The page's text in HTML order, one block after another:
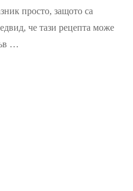
просто, защото са
че тази рецепта може
…